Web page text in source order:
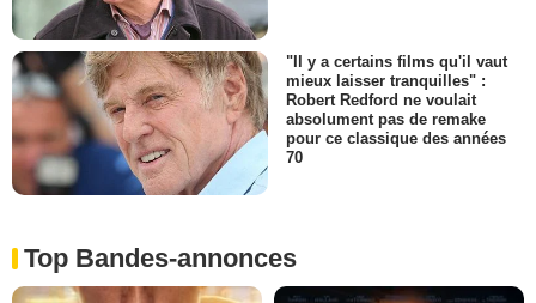
"Il y a certains films qu'il vaut
mieux laisser tranquilles" :
Robert Redford ne voulait
absolument pas de remake
pour ce classique des années
70
Top Bandes-annonces